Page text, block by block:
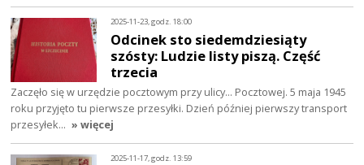
2025-11-23, godz. 18:00
Odcinek sto siedemdziesiąty
szósty: Ludzie listy piszą. Część
trzecia
Zaczęło się w urzędzie pocztowym przy ulicy... Pocztowej. 5 maja 1945
roku przyjęto tu pierwsze przesyłki. Dzień później pierwszy transport
przesyłek… » więcej
2025-11-17, godz. 13:59